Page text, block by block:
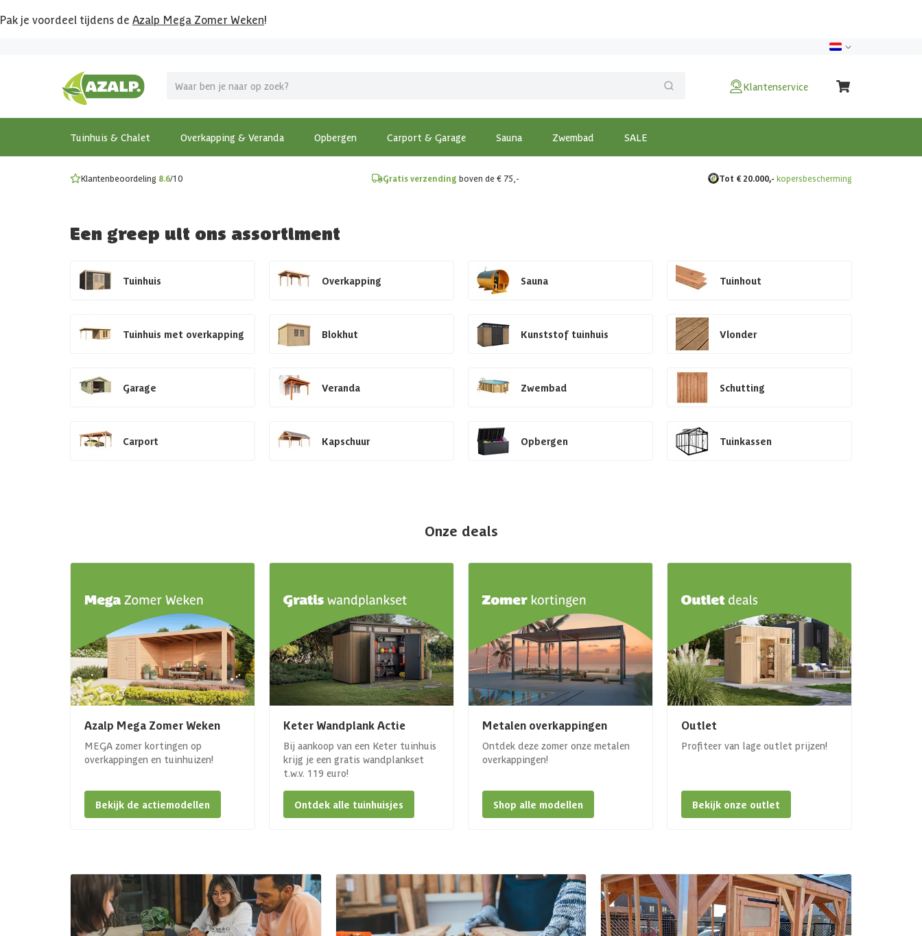
Pak je voordeel tijdens de Azalp Mega Zomer Weken!
Klantenservice
Tuinhuis & Chalet Overkapping & Veranda Opbergen Carport & Garage Sauna Zwembad SALE
MEGA zomer kortingen op overkappingen en tuinhuizen!
Bekijk de actiemodellen
Gratis wandplankset
Ontdek onze metalen overkappingen
Klantenbeoordeling 8.6/10 Gratis verzending boven de € 75,- Tot € 20.000,- kopersbescherming
Een greep uit ons assortiment
Tuinhuis Overkapping Sauna Tuinhout
Tuinhuis met overkapping Blokhut Kunststof tuinhuis Vlonder
Garage Veranda Zwembad Schutting
Carport Kapschuur Opbergen Tuinkassen
Onze deals
Azalp Mega Zomer Weken
MEGA zomer kortingen op
overkappingen en tuinhuizen!
Bekijk de actiemodellen
Keter Wandplank Actie
Bij aankoop van een Keter tuinhuis
krijg je een gratis wandplankset
t.w.v. 119 euro!
Ontdek alle tuinhuisjes
Metalen overkappingen
Ontdek deze zomer onze metalen
overkappingen!
Shop alle modellen
Outlet
Profiteer van lage outlet prijzen!
Bekijk onze outlet